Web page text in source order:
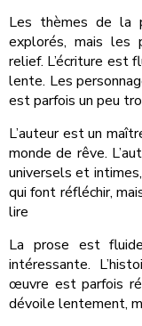
Les thèmes de la
explorés, mais les
relief. L’écriture est
lente. Les
est parfois un peu
L’auteur est un
monde de rêve.
universels et
qui font réfléchir,
lire
La prose est
intéressante.
œuvre est parfois
dévoile lentement,